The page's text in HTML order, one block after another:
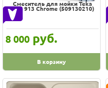
LAVA
LOFFREY
Ledeme
Legenda
Lex
Libhof
Смеситель для мойки Teka
AUK 913 Chrome (509130210)
8 000 руб.
В корзину